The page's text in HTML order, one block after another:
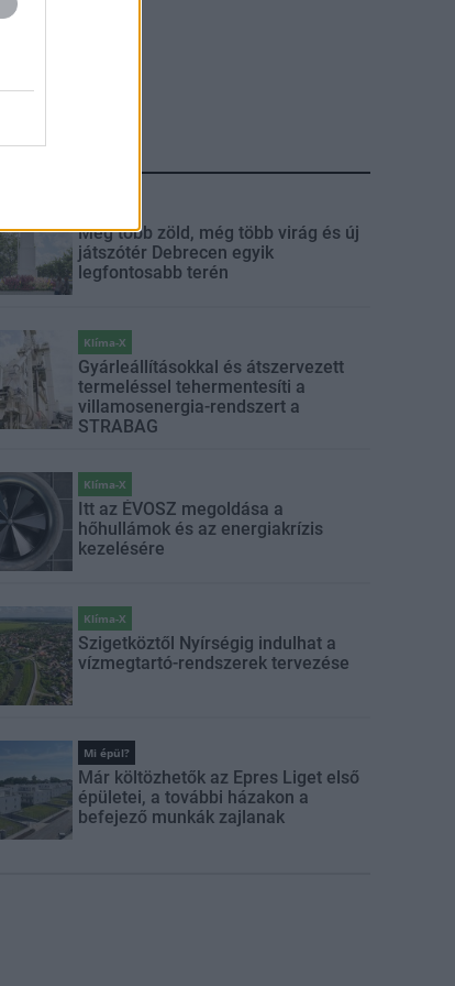
Még több zöld, még több virág és új
játszótér Debrecen egyik
legfontosabb terén
Klíma-X
Gyárleállításokkal és átszervezett
termeléssel tehermentesíti a
villamosenergia-rendszert a
STRABAG
Klíma-X
Itt az ÉVOSZ megoldása a
hőhullámok és az energiakrízis
kezelésére
Klíma-X
Szigetköztől Nyírségig indulhat a
vízmegtartó-rendszerek tervezése
Mi épül?
Már költözhetők az Epres Liget első
épületei, a további házakon a
befejező munkák zajlanak